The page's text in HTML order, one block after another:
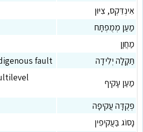
אִינְדֵּקְס, צִיּוּן
מַעַן מְמֻפְתָּח
מַחֲוָן
fault
תַּקָּלָה יְלִידָה
מַעַן עָקִיף
פְּקֻדָּה עֲקִיפָה
נָסוֹג בַּעֲקִיפִין